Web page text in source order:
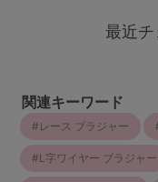
最近
関連キーワード
レース ブラジャー
L字ワイヤー ブラジャー